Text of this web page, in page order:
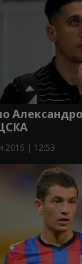
2015 | 12:53